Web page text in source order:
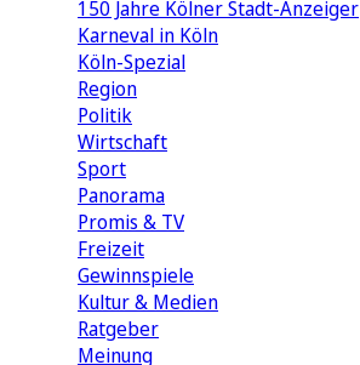
150 Jahre Kölner Stadt-Anzeiger
Karneval in Köln
Köln-Spezial
Region
Politik
Wirtschaft
Sport
Panorama
Promis & TV
Freizeit
Gewinnspiele
Kultur & Medien
Ratgeber
Meinung